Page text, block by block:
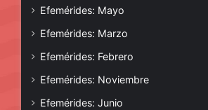
Efemérides: Mayo
Efemérides: Marzo
Efemérides: Febrero
Efemérides: Noviembre
Efemérides: Junio